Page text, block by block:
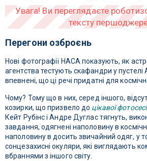
Перегони озброєнь
Нові фотографії НАСА показують, як
агентства тестують скафандри у
впевнені, що ці речі придатні для
Чому? Тому що в них, серед іншого,
козирки, що призвело до цікавої
Кейт Рубінс і Андре Дуглас тягнуть,
завдання, одягнені наполовину в
наполовину в досить звичайний одяг, у
сонцезахисні окуляри, які виглядають
вбраннями з іншого світу.